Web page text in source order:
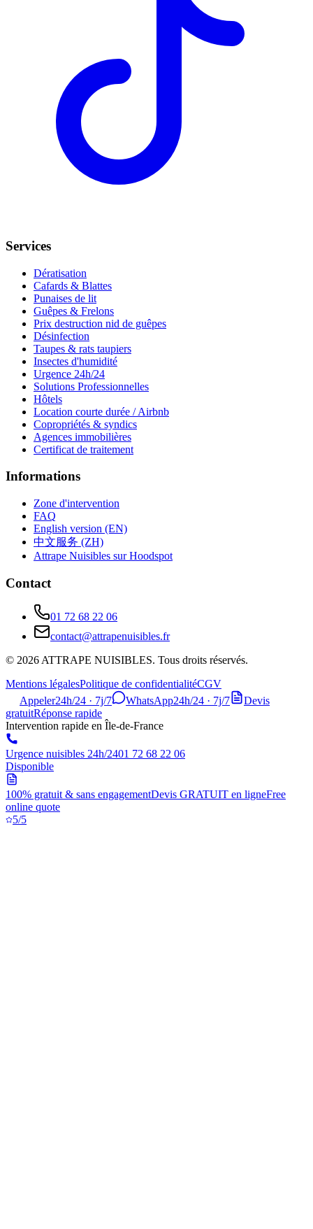
Services
Dératisation
Cafards & Blattes
Punaises de lit
Guêpes & Frelons
Prix destruction nid de guêpes
Désinfection
Taupes & rats taupiers
Insectes d'humidité
Urgence 24h/24
Solutions Professionnelles
Hôtels
Location courte durée / Airbnb
Copropriétés & syndics
Agences immobilières
Certificat de traitement
Informations
Zone d'intervention
FAQ
English version (EN)
中文服务 (ZH)
Attrape Nuisibles sur Hoodspot
Contact
01 72 68 22 06
contact@attrapenuisibles.fr
© 2026ATTRAPE NUISIBLES. Tous droits réservés.
Mentions légalesPolitique de confidentialitéCGV
Appeler24h/24 · 7j/7 WhatsApp24h/24 · 7j/7
Devis
gratuitRéponse rapide
Intervention rapide en Île-de-France
Urgence nuisibles 24h/2401 72 68 22 06
Disponible
100% gratuit & sans engagementDevis GRATUIT en ligneFree
online quote
5/5